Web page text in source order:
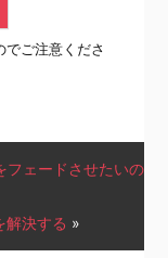
でご注意くださ
フェードさせたいの
解決する »